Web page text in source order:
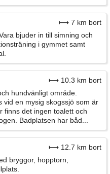
⟼ 7 km bort
bjuder in till simning och
i gymmet samt
⟼ 10.3 km bort
hundvänligt område.
vid en mysig skogssjö som är
finns det ingen toalett och
Badplatsen har båd...
⟼ 12.7 km bort
bryggor, hopptorn,